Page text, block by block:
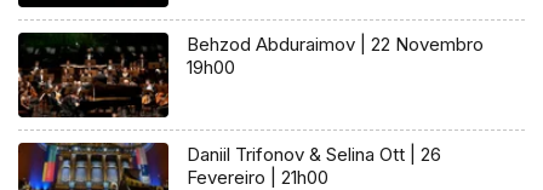
Behzod Abduraimov | 22 Novembro
19h00
Daniil Trifonov & Selina Ott | 26
Fevereiro | 21h00